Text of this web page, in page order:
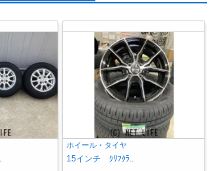
ホイール・タイヤ
15インチ ｸﾘﾌｸﾗ..